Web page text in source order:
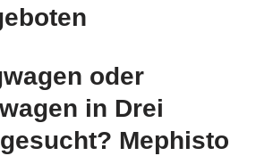
oder
in Drei
Mephisto